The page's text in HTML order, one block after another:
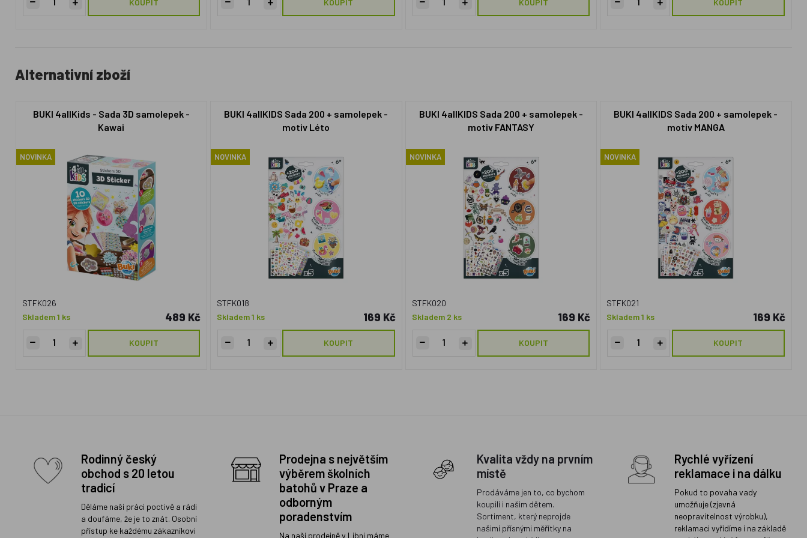
KOUPIT KOUPIT KOUPIT KOUPIT
Alternativní zboží
BUKI 4allKids - Sada 3D samolepek -
Kawai
NOVINKA
STFK026
Skladem 1 ks
489 Kč
KOUPIT
BUKI 4allKIDS Sada 200 + samolepek -
motiv Léto
NOVINKA
STFK018
Skladem 1 ks
169 Kč
KOUPIT
BUKI 4allKIDS Sada 200 + samolepek -
motiv FANTASY
NOVINKA
STFK020
Skladem 2 ks
169 Kč
KOUPIT
BUKI 4allKIDS Sada 200 + samolepek -
motiv MANGA
NOVINKA
STFK021
Skladem 1 ks
169 Kč
KOUPIT
Rodinný český
obchod s 20 letou
tradicí
Děláme naši práci poctivě a rádi
a doufáme, že je to znát. Osobní
přístup ke každému zákazníkovi
Prodejna s největším
výběrem školních
batohů v Praze a
odborným
poradenstvím
Na naší prodejně v Libni máme
Kvalita vždy na prvním
místě
Prodáváme jen to, co bychom
koupili i našim dětem.
Sortiment, který neprojde
našimi přísnými měřítky na
Rychlé vyřízení
reklamace i na dálku
Pokud to povaha vady
umožňuje (zjevná
neopravitelnost výrobku),
reklamaci vyřídíme i na základě